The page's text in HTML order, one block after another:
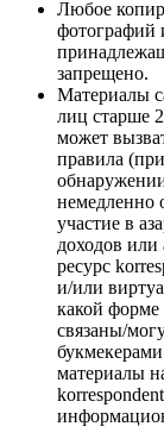
Любое
фотографий
запрещено.
Материалы
лиц старше
может
правила
немедленно
участие в
доходов
ресурс
и/или
какой форме
связаны/
материалы